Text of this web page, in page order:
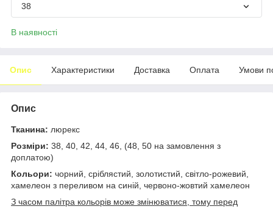
38
В наявності
Опис Характеристики Доставка Оплата Умови
Опис
Тканина: люрекс
Розміри: 38, 40, 42, 44, 46, (48, 50 на замовлення з
доплатою)
Кольори: чорний, сріблястий, золотистий, світло-рожевий,
хамелеон з переливом на синій, червоно-жовтий хамелеон
З часом палітра кольорів може змінюватися, тому перед